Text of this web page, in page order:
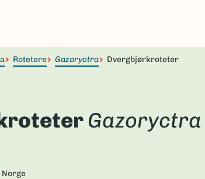
Rotetere Gazoryctra Dvergbjørkroteter
Gazoryctra
Norge